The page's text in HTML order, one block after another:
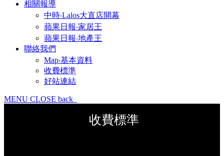
相關報導
中時‧Lalos大直店開幕
蘋果日報‧家居王
蘋果日報‧地產王
聯絡我們
Map‧基本資料
收費標準
好站連結
MENU CLOSE back
收費標準